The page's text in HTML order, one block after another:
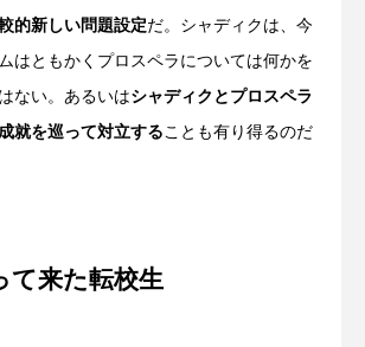
的新しい問題設定だ。シャディクは、今
はともかくプロスペラについては何かを
ない。あるいはシャディクとプロスペラ
就を巡って対立することも有り得るのだ
て来た転校生